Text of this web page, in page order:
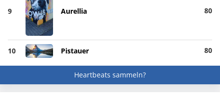
9 Aurellia 80
10 Pistauer 80
Heartbeats sammeln?